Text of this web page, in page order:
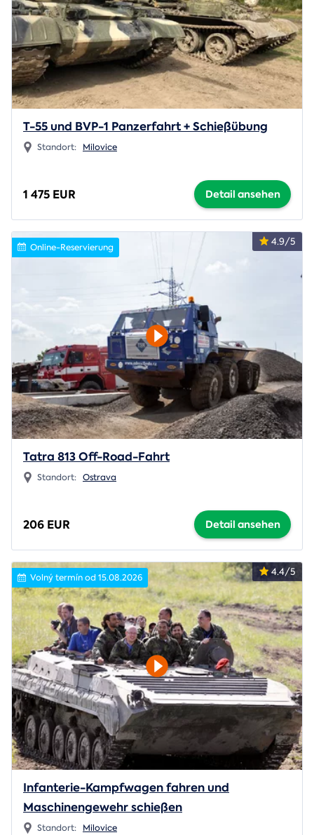
T-55 und BVP-1 Panzerfahrt + Schießübung
Standort: Milovice
1 475 EUR Detail ansehen
4.9/5
Online-Reservierung
Tatra 813 Off-Road-Fahrt
Standort: Ostrava
206 EUR Detail ansehen
4.4/5
Volný termín od 15.08.2026
Infanterie-Kampfwagen fahren und
Maschinengewehr schießen
Standort: Milovice